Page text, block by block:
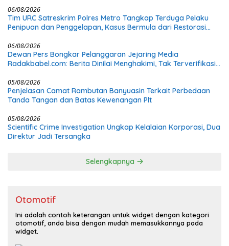
06/08/2026
Tim URC Satreskrim Polres Metro Tangkap Terduga Pelaku
Penipuan dan Penggelapan, Kasus Bermula dari Restorasi
06/08/2026
Dewan Pers Bongkar Pelanggaran Jejaring Media
Radakbabel.com: Berita Dinilai Menghakimi, Tak Terverifikasi,
05/08/2026
Penjelasan Camat Rambutan Banyuasin Terkait Perbedaan
Tanda Tangan dan Batas Kewenangan Plt
05/08/2026
Scientific Crime Investigation Ungkap Kelalaian Korporasi, Dua
Direktur Jadi Tersangka
Selengkapnya
Otomotif
Ini adalah contoh keterangan untuk widget dengan kategori
otomotif, anda bisa dengan mudah memasukkannya pada
widget.